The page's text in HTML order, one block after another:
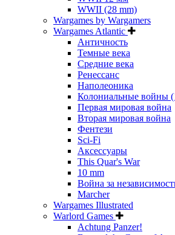
WWII (28 mm)
Wargames by Wargamers
Wargames Atlantic
Античность
Темные века
Средние века
Ренессанс
Наполеоника
Колониальные войны
Первая мировая война
Вторая мировая война
Фентези
Sci-Fi
Аксессуары
This Quar's War
10 mm
Война за
Marcher
Wargames Illustrated
Warlord Games
Achtung Panzer!